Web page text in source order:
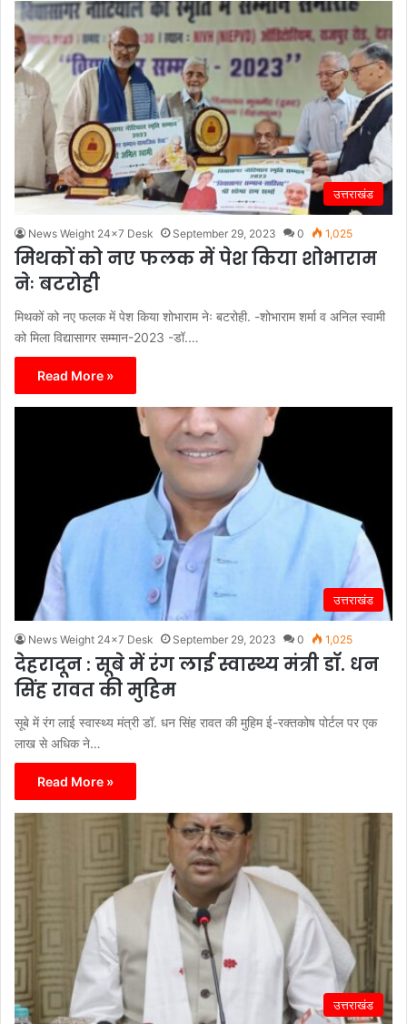
उत्तराखंड
News Weight 24x7 Desk September 29, 2023 0 1,025
मिथकों को नए फलक में पेश किया शोभाराम
नेः बटरोही
मिथकों को नए फलक में पेश किया शोभाराम नेः बटरोही. -शोभाराम शर्मा व अनिल स्वामी
को मिला विद्यासागर सम्मान-2023 -डॉ.…
Read More »
उत्तराखंड
News Weight 24x7 Desk September 29, 2023 0 1,025
देहरादून : सूबे में रंग लाई स्वास्थ्य मंत्री डॉ. धन
सिंह रावत की मुहिम
सूबे में रंग लाई स्वास्थ्य मंत्री डॉ. धन सिंह रावत की मुहिम ई-रक्तकोष पोर्टल पर एक
लाख से अधिक ने…
Read More »
उत्तराखंड